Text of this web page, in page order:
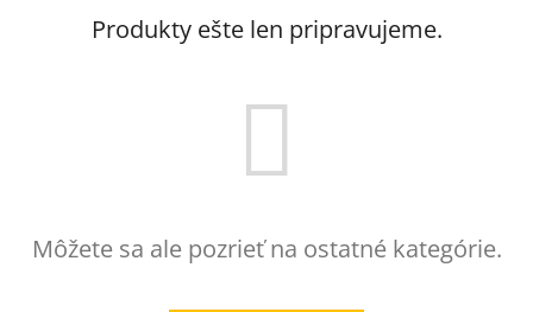
Produkty ešte len pripravujeme.
Môžete sa ale pozrieť na ostatné kategórie.